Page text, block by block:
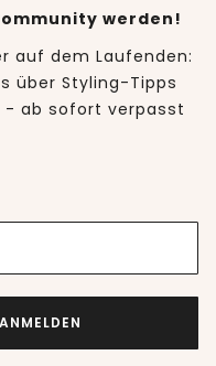
werden!
auf dem Laufenden:
über Styling-Tipps
- ab sofort verpasst